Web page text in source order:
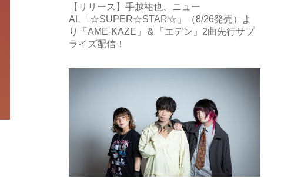
【リリース】手越祐也、ニュー
AL「☆SUPER☆STAR☆」（8/26発売）よ
り「AME-KAZE」＆「エデン」2曲先行サプ
ライズ配信！